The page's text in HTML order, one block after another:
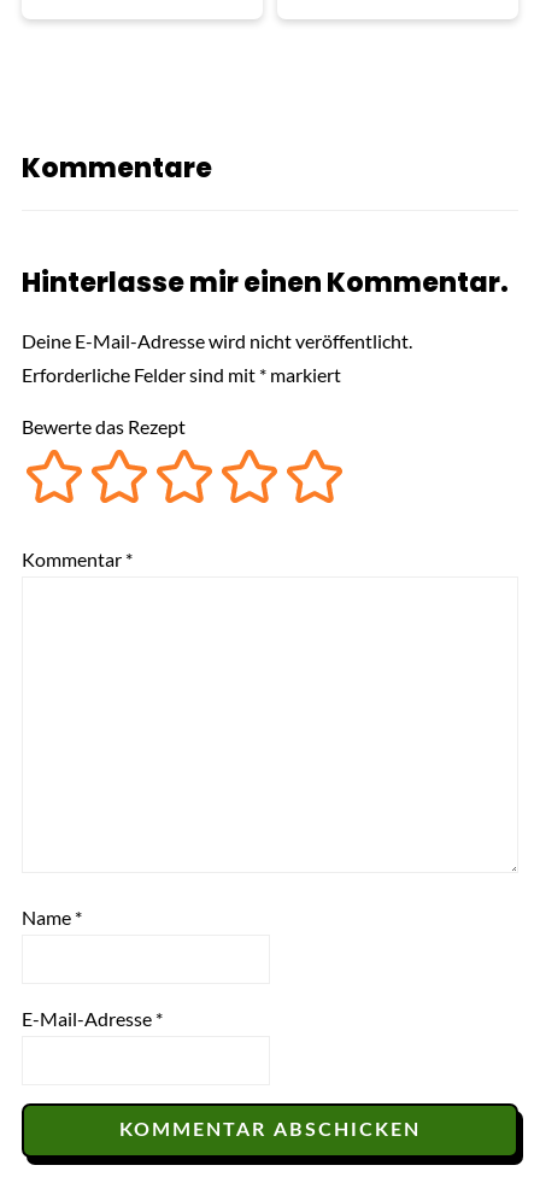
Kommentare
Hinterlasse mir einen Kommentar.
Deine E-Mail-Adresse wird nicht veröffentlicht.
Erforderliche Felder sind mit *markiert
Bewerte das Rezept
Kommentar *
Name *
E-Mail-Adresse *